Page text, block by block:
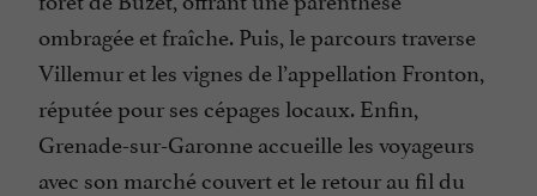
ombragée et fraîche. Puis, le parcours traverse
Villemur et les vignes de l’appellation Fronton,
réputée pour ses cépages locaux. Enfin,
Grenade-sur-Garonne accueille les voyageurs
avec son marché couvert et le retour au fil du